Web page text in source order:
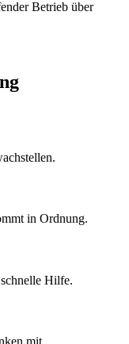
Betrieb über
in Ordnung.
Hilfe.
mit.